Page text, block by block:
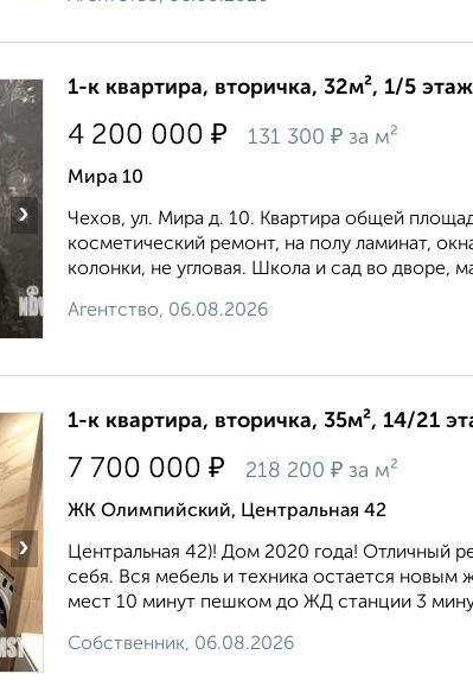
›
1-к квартира, вторичка, 32м², 1/5 этаж
4 200 000 ₽ 131 300 ₽ за м²
Мира 10
Чехов, ул. Мира д. 10. Квартира общей
косметический ремонт, на полу ламинат,
колонки, не угловая. Школа и сад во дворе,
Агентство, 06.08.2026
›
1-к квартира, вторичка, 35м², 14/21
7 700 000 ₽ 218 200 ₽ за м²
ЖК Олимпийский, Центральная 42
Центральная 42)! Дом 2020 года! Отличный
себя. Вся мебель и техника остается новым
мест 10 минут пешком до ЖД станции 3
Собственник, 06.08.2026